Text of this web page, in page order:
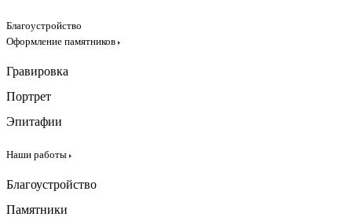
Благоустройство
Оформление памятников
Гравировка
Портрет
Эпитафии
Наши работы
Благоустройство
Памятники